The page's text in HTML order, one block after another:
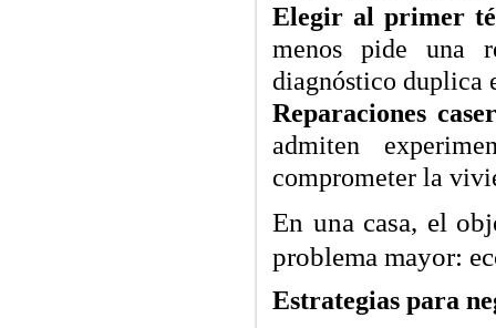
Elegir al primer
menos pide una
diagnóstico duplica
Reparaciones
admiten
comprometer la
En una casa, el
problema mayor:
Estrategias para